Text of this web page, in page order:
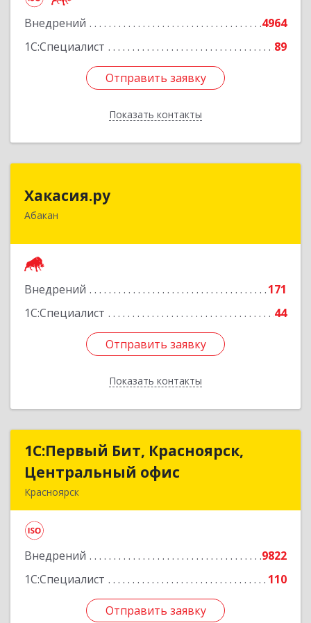
Внедрений
4964
1С:Специалист
89
Отправить заявку
Показать контакты
Отправить заявку
Назад
Хакасия.ру
Абакан
Внедрений
171
1С:Специалист
44
Отправить заявку
Показать контакты
655017, Хакасия Респ, Абакан г, Вяткина ул, дом
Отправить заявку
Назад
1С:Первый Бит, Красноярск,
Центральный офис
Красноярск
Внедрений
9822
1С:Специалист
110
Отправить заявку
1С:Первый Бит, Красноярск,
Центральный офис
Подробнее
Отправить заявку